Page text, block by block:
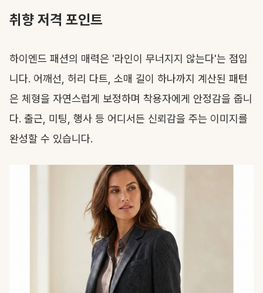
취향 저격 포인트
하이엔드 패션의 매력은 '라인이 무너지지 않는다'는 점입
니다. 어깨선, 허리 다트, 소매 길이 하나까지 계산된 패턴
은 체형을 자연스럽게 보정하며 착용자에게 안정감을 줍니
다. 출근, 미팅, 행사 등 어디서든 신뢰감을 주는 이미지를
완성할 수 있습니다.